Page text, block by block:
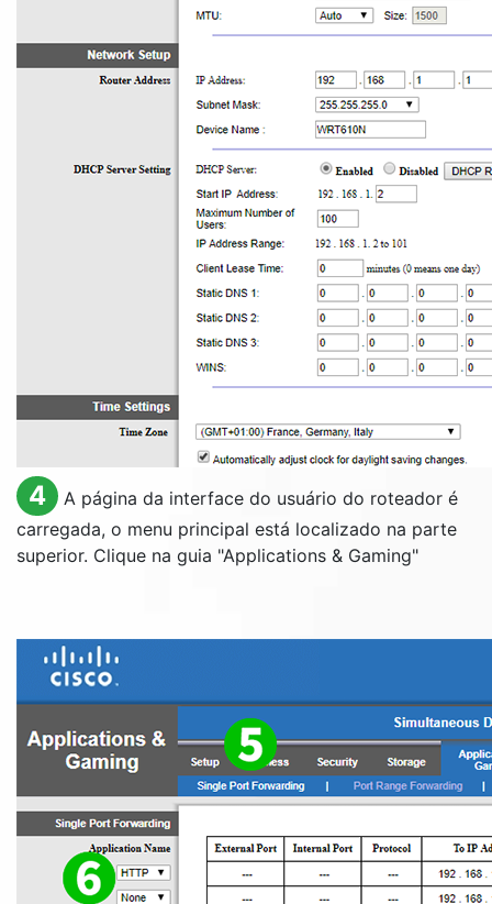
4
A página da interface do usuário do roteador é
carregada, o menu principal está localizado na parte
superior. Clique na guia "Applications & Gaming"